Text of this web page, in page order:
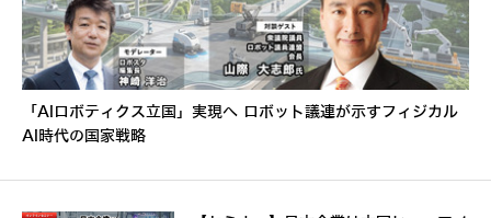
「AIロボティクス立国」実現へ ロボット議連が示すフィジカル
AI時代の国家戦略